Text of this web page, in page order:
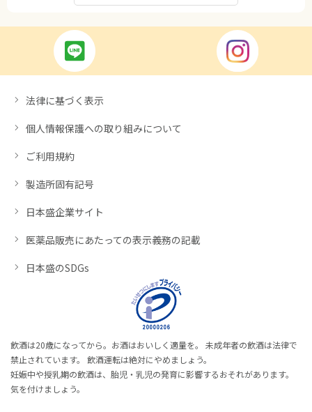
法律に基づく表示
個人情報保護への取り組みについて
ご利用規約
製造所固有記号
日本盛企業サイト
医薬品販売にあたっての表示義務の記載
日本盛のSDGs
飲酒は20歳になってから。お酒はおいしく適量を。 未成年者の飲酒は法律で
禁止されています。 飲酒運転は絶対にやめましょう。
妊娠中や授乳期の飲酒は、胎児・乳児の発育に影響するおそれがあります。
気を付けましょう。